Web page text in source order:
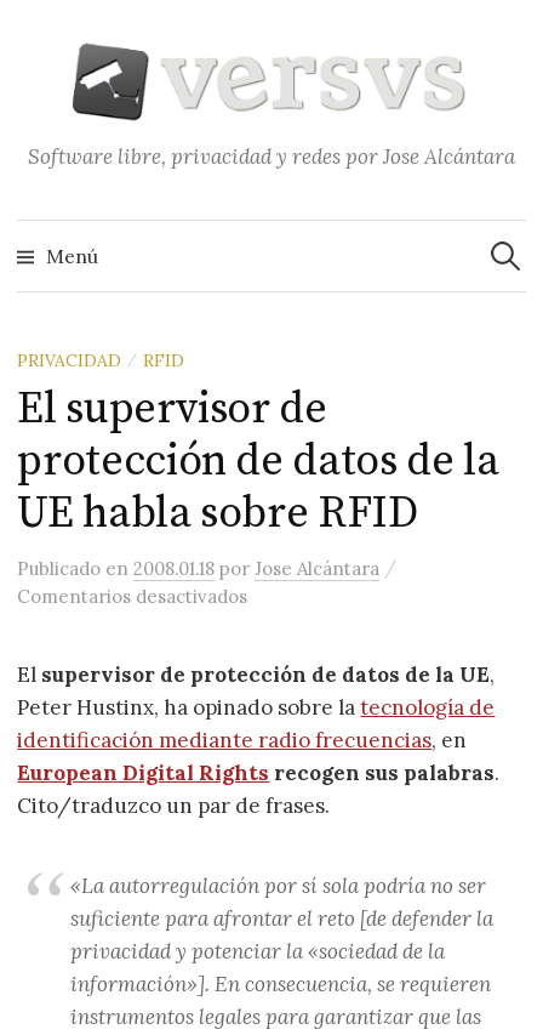
contenido
Software libre, privacidad y redes por Jose Alcántara
Menú
PRIVACIDAD / RFID
El supervisor de
protección de datos de la
UE habla sobre RFID
Publicado en2008.01.18 porJose Alcántara /
Comentarios desactivadosen El supervisor de protección
El supervisor de protección de datos de la UE,
Peter Hustinx, ha opinado sobre latecnología de
identificación mediante radio frecuencias, en
European Digital Rights recogen sus palabras.
Cito/traduzco un par de frases.
«La autorregulación por sí sola podría no ser
suficiente para afrontar el reto [de defender la
privacidad y potenciar la «sociedad de la
información»]. En consecuencia, se requieren
instrumentos legales para garantizar que las